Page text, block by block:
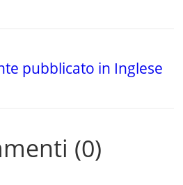
pubblicato in Inglese
(0)